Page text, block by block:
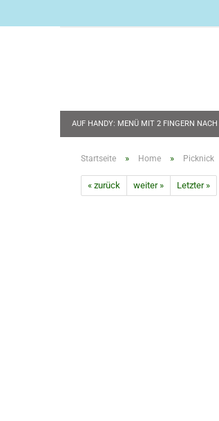
AUF HANDY: MENÜ MIT 2 FINGERN NACH
Startseite » Home » Picknick
« zurück weiter » Letzter »